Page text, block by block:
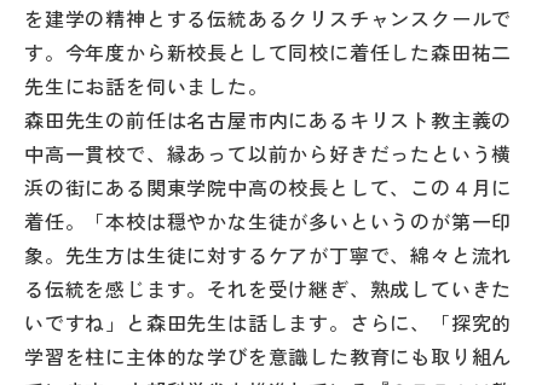
よみもの
学校からのお知らせ
学校HP最新情報
特集
NettyLandかわら版
を建学の精神とする伝統あるクリスチャンスクールで
す。今年度から新校長として同校に着任した森田祐二
先生にお話を伺いました。
森田先生の前任は名古屋市内にあるキリスト教主義の
中高一貫校で、縁あって以前から好きだったという横
浜の街にある関東学院中高の校長として、この４月に
着任。「本校は穏やかな生徒が多いというのが第一印
象。先生方は生徒に対するケアが丁寧で、綿々と流れ
る伝統を感じます。それを受け継ぎ、熟成していきた
いですね」と森田先生は話します。さらに、「探究的
学習を柱に主体的な学びを意識した教育にも取り組ん